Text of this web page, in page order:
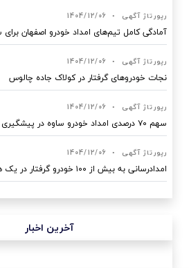
رپورتاژ آگهی •
1404/12/06
آمادگی کامل تیم‌های امداد خودرو اصفهان
رپورتاژ آگهی •
1404/12/06
نجات خودروهای گرفتار در کولاک جاده چالوس
رپورتاژ آگهی •
1404/12/06
سهم ۷۰ درصدی امداد خودرو ساوه در پیشگیری از حوادث جاده‌ای
رپورتاژ آگهی •
1404/12/06
امدادرسانی به بیش از ۱۰۰ خودرو گرفتار در یک هفته اخیر در اهواز
آخرین اخبار